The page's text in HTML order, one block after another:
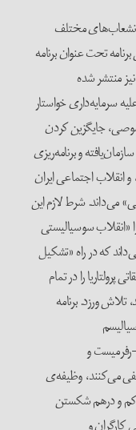
مختلف
تحت عنوان برنامه
نیز منتشر شده
سرمایه‌داری خواستار
جایگزین کردن
و برنامه‌ریزی
اجتماعی ایران
می‌داند. شرط لازم این
را «انقلاب سوسیالیستی
که در راه «تشکیل
را در تمام
ورزد. برنامه
رفرمیست و
نفی می‌کنند، وظیفه‌ی
و درهم شکستن